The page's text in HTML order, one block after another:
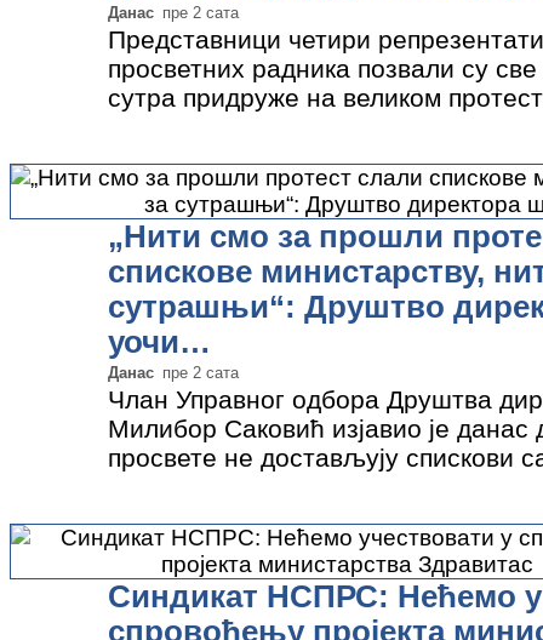
Данас пре 2 сата
Представници четири
просветних радника позвали су
сутра придруже на великом
„Нити смо за прошли
спискове министарству,
сутрашњи“: Друштво
уочи…
Данас пре 2 сата
Члан Управног одбора Друштва
Милибор Саковић изјавио је данас
просвете не достављују спискови
Синдикат НСПРС: Нећемо
спровођењу пројекта